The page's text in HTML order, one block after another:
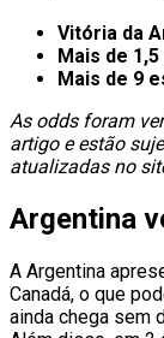
Vitória da
Mais de
Mais de 9
As odds foram
artigo e estão
atualizadas no
Argentina
A Argentina
Canadá, o que
ainda chega sem